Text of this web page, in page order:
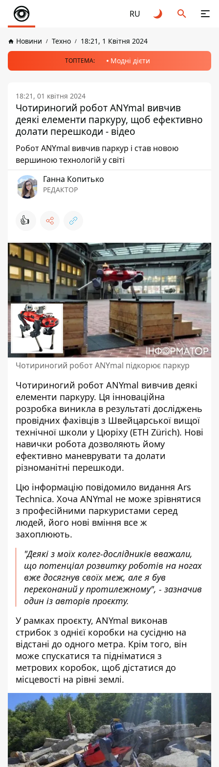
RU
Новини Техно 18:21, 1 Квітня 2024
ТОПТЕМА: Модні дієти
18:21, 01 квітня 2024
Чотириногий робот ANYmal вивчив
деякі елементи паркуру, щоб ефективно
долати перешкоди - відео
Робот ANYmal вивчив паркур і став новою
вершиною технологій у світі
Ганна Копитько
РЕДАКТОР
👍
Чотириногий робот ANYmal підкорює паркур
Чотириногий робот ANYmal вивчив деякі
елементи паркуру. Ця інноваційна
розробка виникла в результаті досліджень
провідних фахівців з Швейцарської вищої
технічної школи у Цюріху (ETH Zürich). Нові
навички робота дозволяють йому
ефективно маневрувати та долати
різноманітні перешкоди.
Цю інформацію повідомило видання Ars
Technica. Хоча ANYmal не може зрівнятися
з професійними паркуристами серед
людей, його нові вміння все ж
захоплюють.
"Деякі з моїх колег-дослідників вважали,
що потенціал розвитку роботів на ногах
вже досягнув своїх меж, але я був
переконаний у протилежному", - зазначив
один із авторів проєкту.
У рамках проєкту, ANYmal виконав
стрибок з однієї коробки на сусідню на
відстані до одного метра. Крім того, він
може спускатися та підніматися з
метрових коробок, щоб дістатися до
місцевості на рівні землі.